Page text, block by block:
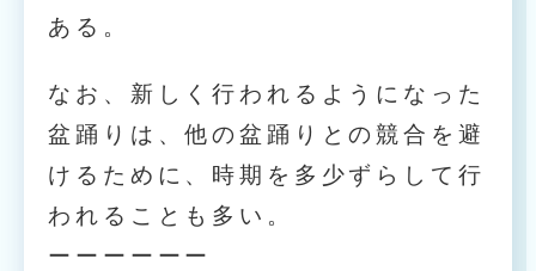
ある。
なお、新しく行われるようになった
盆踊りは、他の盆踊りとの競合を避
けるために、時期を多少ずらして行
われることも多い。
ーーーーーー